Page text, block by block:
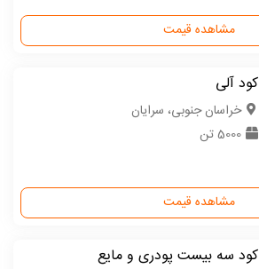
مشاهده قیمت
کود آلی
خراسان جنوبی، سرایان
5000 تن
مشاهده قیمت
کود سه بیست پودری و مایع